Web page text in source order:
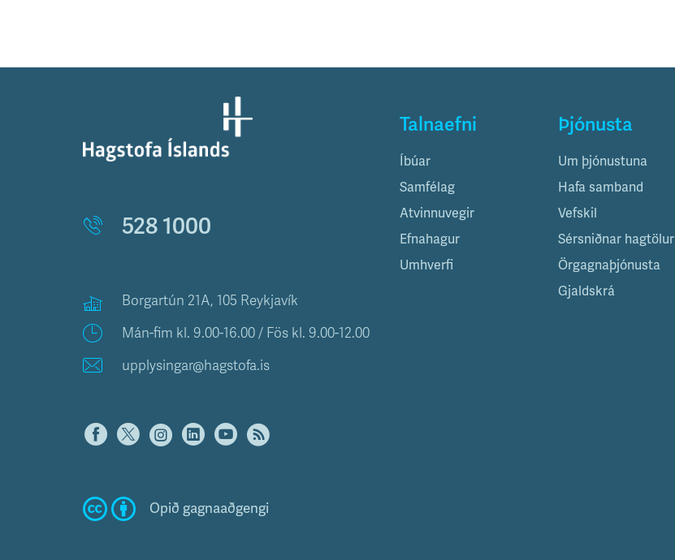
528 1000
Borgartún 21A, 105 Reykjavík
Mán-fim kl. 9.00-16.00 / Fös kl. 9.00-12.00
upplysingar@hagstofa.is
Opið gagnaaðgengi
Talnaefni
Íbúar
Samfélag
Atvinnuvegir
Efnahagur
Umhverfi
Þjónusta
Um þjónustuna
Hafa samband
Vefskil
Sérsniðnar hagtölur
Örgagnaþjónusta
Gjaldskrá